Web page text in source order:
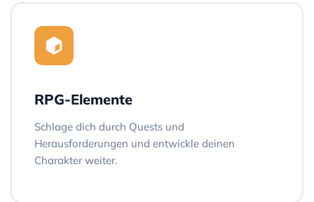
RPG-Elemente
Schlage dich durch Quests und
Herausforderungen und entwickle deinen
Charakter weiter.